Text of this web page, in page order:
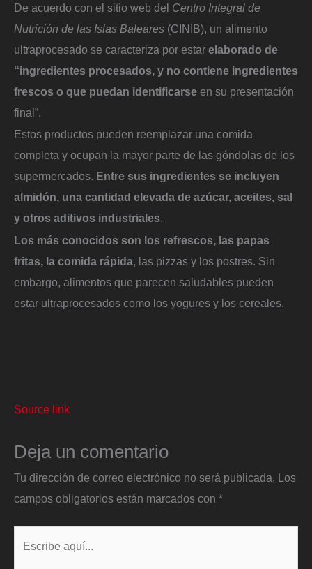
De acuerdo con el sitio web del Centro Integral de
Nutrición de las Islas Baleares (CINIB), un alimento
ultraprocesado se caracteriza por estar elaborado de
“ingredientes procesados, y no contiene ingredientes
frescos o que puedan identificarse en su presentación
final”.
Estos productos pueden reemplazar una comida
completa y ocupan la mayor parte de las góndolas de los
supermercados. Entre sus ingredientes se incluyen
almidón, una cantidad elevada de azúcar, aceites, sal
y otros aditivos industriales.
Los más conocidos son los refrescos, las papas
fritas, la comida rápida, las pizzas y los postres. Sin
embargo, alimentos que parecen saludables pueden
estar ultraprocesados como los yogures y los cereales.
Source link
Deja un comentario
Tu dirección de correo electrónico no será publicada. Los
campos obligatorios están marcados con *